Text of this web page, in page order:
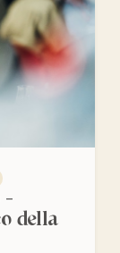
della